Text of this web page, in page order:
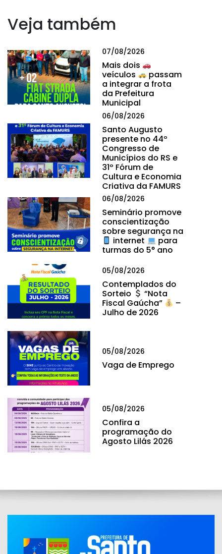
Veja também
07/08/2026
Mais dois
veículos
passam
a integrar a frota
da Prefeitura
Municipal
06/08/2026
Santo Augusto
presente no 44º
Congresso de
Municípios do RS e
31º Fórum de
Cultura e Economia
Criativa da FAMURS
06/08/2026
Seminário promove
conscientização
sobre segurança na
internet
para
turmas do 5° ano
05/08/2026
Contemplados do
Sorteio
“Nota
Fiscal Gaúcha”
–
Julho de 2026
05/08/2026
Vaga de Emprego
05/08/2026
Confira a
programação do
Agosto Lilás 2026